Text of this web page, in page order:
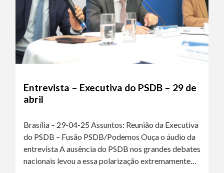
Entrevista – Executiva do PSDB – 29 de
abril
Brasília – 29-04-25 Assuntos: Reunião da Executiva
do PSDB – Fusão PSDB/Podemos Ouça o áudio da
entrevista A ausência do PSDB nos grandes debates
nacionais levou a essa polarização extremamente…